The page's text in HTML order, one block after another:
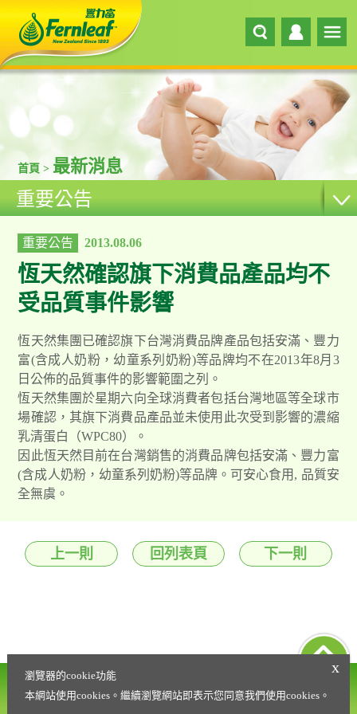
首頁 > 最新消息
重要公告
重要公告 2013.08.06
恆天然確認旗下消費品產品均不
受品質事件影響
恆天然集團已確認旗下台灣消費品牌產品包括安滿、豐力
富(含成人奶粉，幼童系列奶粉)等品牌均不在2013年8月3
日公佈的品質事件的影響範圍之列。
恆天然集團於星期六向全球消費者包括台灣地區等全球市
場確認，其旗下消費品產品並未使用此次受到影響的濃縮
乳清蛋白（WPC80）。
因此恆天然目前在台灣銷售的消費品牌包括安滿、豐力富
(含成人奶粉，幼童系列奶粉)等品牌。可安心食用, 品質安
全無虞。
上一則 回列表頁 下一則
營養諮詢專線
0800-021-216
x
瀏覽器的cookie功能
本網站使用cookies。繼續瀏覽網站即表示您同意我們使用cookies。